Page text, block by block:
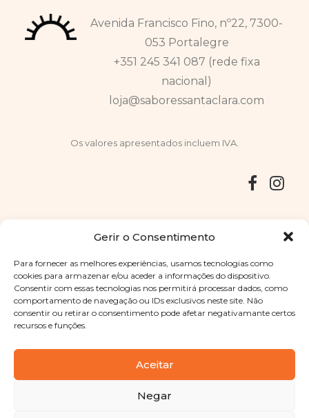
Gerir o Consentimento
Para fornecer as melhores experiências, usamos tecnologias como
cookies para armazenar e/ou aceder a informações do dispositivo.
Consentir com essas tecnologias nos permitirá processar dados, como
comportamento de navegação ou IDs exclusivos neste site. Não
consentir ou retirar o consentimento pode afetar negativamante certos
recursos e funções.
Aceitar
Negar
Avenida Francisco Fino, nº22, 7300-
053 Portalegre
+351 245 341 087 (rede fixa
nacional)
loja@saboressantaclara.com
Os valores apresentados incluem IVA.
Copyright © 2025 Sabores Santa Clara
. Todos os direitos
reservadosPolítica de Privacidade |Termos e condições
Designed byShift Your Branding Agency